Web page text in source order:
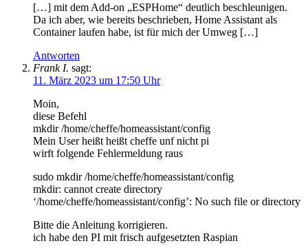
[…] mit dem Add-on „ESPHome“ deutlich beschleunigen.
Da ich aber, wie bereits beschrieben, Home Assistant als
Container laufen habe, ist für mich der Umweg […]
Antworten
Frank I. sagt:
11. März 2023 um 17:50 Uhr
Moin,
diese Befehl
mkdir /home/cheffe/homeassistant/config
Mein User heißt heißt cheffe unf nicht pi
wirft folgende Fehlermeldung raus
sudo mkdir /home/cheffe/homeassistant/config
mkdir: cannot create directory
‘/home/cheffe/homeassistant/config’: No such file or directory
Bitte die Anleitung korrigieren.
ich habe den PI mit frisch aufgesetzten Raspian